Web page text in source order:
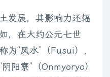
发展，其影响力还辐
，在大约公元七世
为“风水”（Fusui），
阳寮”（Onmyoryo）